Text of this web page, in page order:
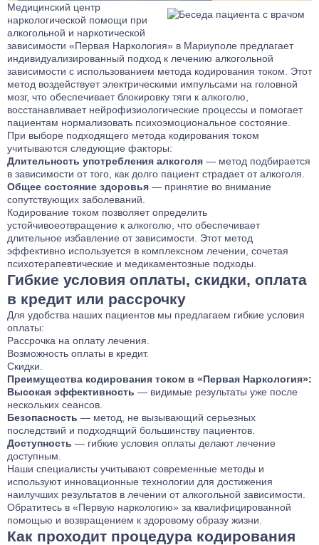
Медицинский центр
наркологической помощи при
алкогольной и наркотической
зависимости «Первая Наркология» в Мариуполе предлагает
индивидуализированный подход к лечению алкогольной
зависимости с использованием метода кодирования током. Этот
метод воздействует электрическими импульсами на головной
мозг, что обеспечивает блокировку тяги к алкоголю,
восстанавливает нейрофизиологические процессы и помогает
пациентам нормализовать психоэмоциональное состояние.
При выборе подходящего метода кодирования током
учитываются следующие факторы:
Длительность употребления алкоголя — метод подбирается
в зависимости от того, как долго пациент страдает от алкоголя.
Общее состояние здоровья — принятие во внимание
сопутствующих заболеваний.
Кодирование током позволяет определить
устойчивоеотвращение к алкоголю, что обеспечивает
длительное избавление от зависимости. Этот метод
эффективно используется в комплексном лечении, сочетая
психотерапевтические и медикаментозные подходы.
Гибкие условия оплаты, скидки, оплата
в кредит или рассрочку
Для удобства наших пациентов мы предлагаем гибкие условия
оплаты:
Рассрочка на оплату лечения.
Возможность оплаты в кредит.
Скидки.
Преимущества кодирования током в «Первая Наркология»:
Высокая эффективность — видимые результаты уже после
нескольких сеансов.
Безопасность — метод, не вызывающий серьезных
последствий и подходящий большинству пациентов.
Доступность — гибкие условия оплаты делают лечение
доступным.
Наши специалисты учитывают современные методы и
используют инновационные технологии для достижения
наилучших результатов в лечении от алкогольной зависимости.
Обратитесь в «Первую наркологию» за квалифицированной
помощью и возвращением к здоровому образу жизни.
Как проходит процедура кодирования